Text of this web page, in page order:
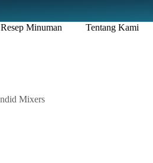
Resep Minuman Tentang Kami